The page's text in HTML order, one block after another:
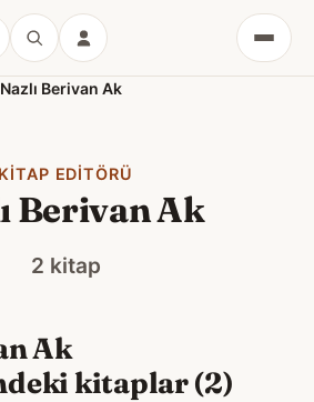
Menü
Nazlı Berivan Ak
KITAP EDITÖRÜ
Berivan Ak
2 kitap
Ak
kitaplar (2)